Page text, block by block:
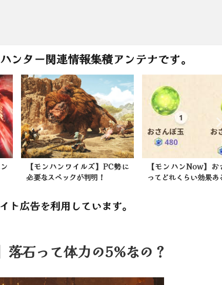
ンター関連情報集積アンテナです。
モンハンワイルズ】PC勢に
必要なスペックが判明！
【モンハンNow】おさんぽ玉
ってどれくらい効果あるんだ...
ト広告を利用しています。
落石って体力の5%なの？